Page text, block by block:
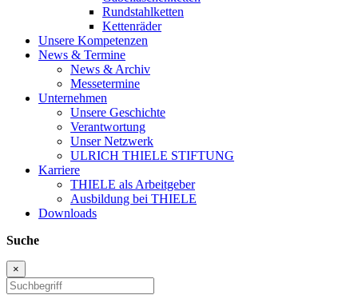
Rundstahlketten
Kettenräder
Unsere Kompetenzen
News & Termine
News & Archiv
Messetermine
Unternehmen
Unsere Geschichte
Verantwortung
Unser Netzwerk
ULRICH THIELE STIFTUNG
Karriere
THIELE als Arbeitgeber
Ausbildung bei THIELE
Downloads
Suche
×